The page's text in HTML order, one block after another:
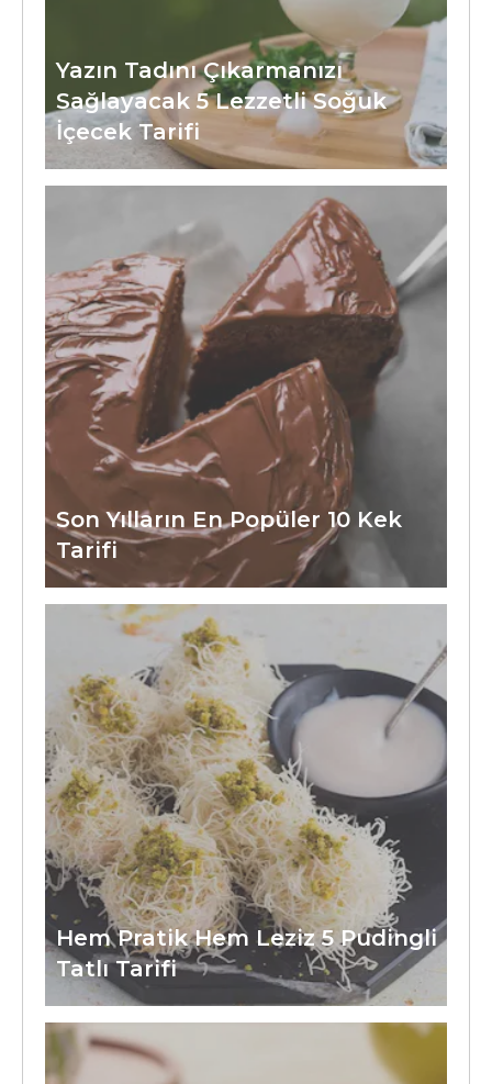
Yazın Tadını Çıkarmanızı
Sağlayacak 5 Lezzetli Soğuk
İçecek Tarifi
Son Yılların En Popüler 10 Kek
Tarifi
Hem Pratik Hem Leziz 5 Pudingli
Tatlı Tarifi